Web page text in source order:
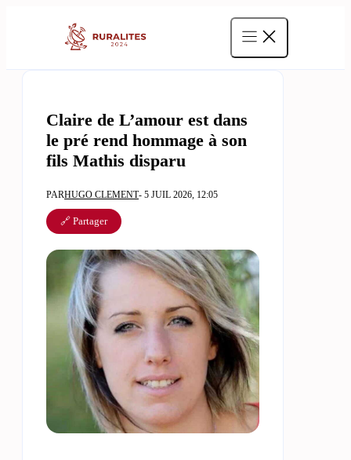
Claire de L’amour est dans
le pré rend hommage à son
fils Mathis disparu
PARHUGO CLEMENT- 5 JUIL 2026, 12:05
🔗 Partager